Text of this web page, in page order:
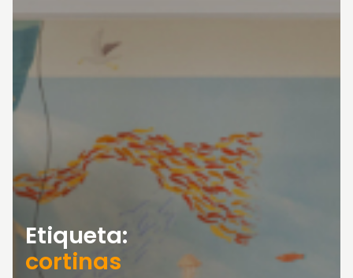
Etiqueta:
cortinas